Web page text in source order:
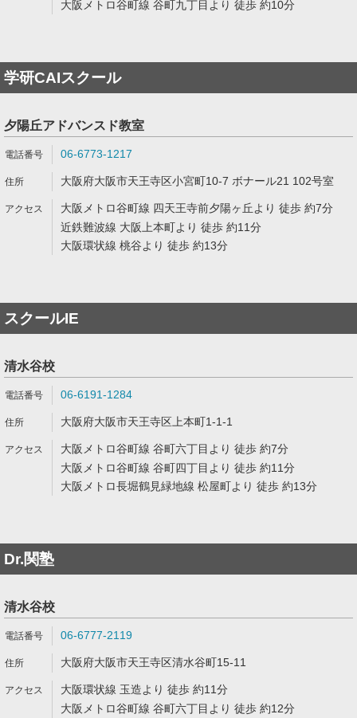
大阪メトロ谷町線 谷町九丁目より 徒歩 約10分
学研CAIスクール
夕陽丘アドバンスド教室
06-6773-1217
大阪府大阪市天王寺区小宮町10-7 ボナール21 102号室
大阪メトロ谷町線 四天王寺前夕陽ヶ丘より 徒歩 約7分
近鉄難波線 大阪上本町より 徒歩 約11分
大阪環状線 桃谷より 徒歩 約13分
スクールIE
清水谷校
06-6191-1284
大阪府大阪市天王寺区上本町1-1-1
大阪メトロ谷町線 谷町六丁目より 徒歩 約7分
大阪メトロ谷町線 谷町四丁目より 徒歩 約11分
大阪メトロ長堀鶴見緑地線 松屋町より 徒歩 約13分
Dr.関塾
清水谷校
06-6777-2119
大阪府大阪市天王寺区清水谷町15-11
大阪環状線 玉造より 徒歩 約11分
大阪メトロ谷町線 谷町六丁目より 徒歩 約12分